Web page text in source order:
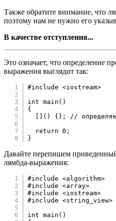
Также обратите внимание, что
поэтому нам не нужно его
В качестве отступления...
Это означает, что определение
выражения выглядит так:
#include
<iostream>
int
main ( )
{
[ ] ( ) {} ;
//
return
0 ;
}
Давайте перепишем
лямбда-выражения:
#include
<algorithm>
#include
<array>
#include
<iostream>
#include
<string_view>
int
main ( )